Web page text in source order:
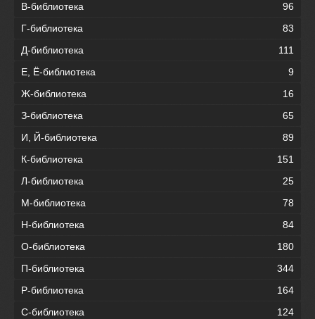
В-библиотека
96
Г-библиотека
83
Д-библиотека
111
Е, Ё-библиотека
9
Ж-библиотека
16
З-библиотека
65
И, Й-библиотека
89
К-библиотека
151
Л-библиотека
25
М-библиотека
78
Н-библиотека
84
О-библиотека
180
П-библиотека
344
Р-библиотека
164
С-библиотека
124